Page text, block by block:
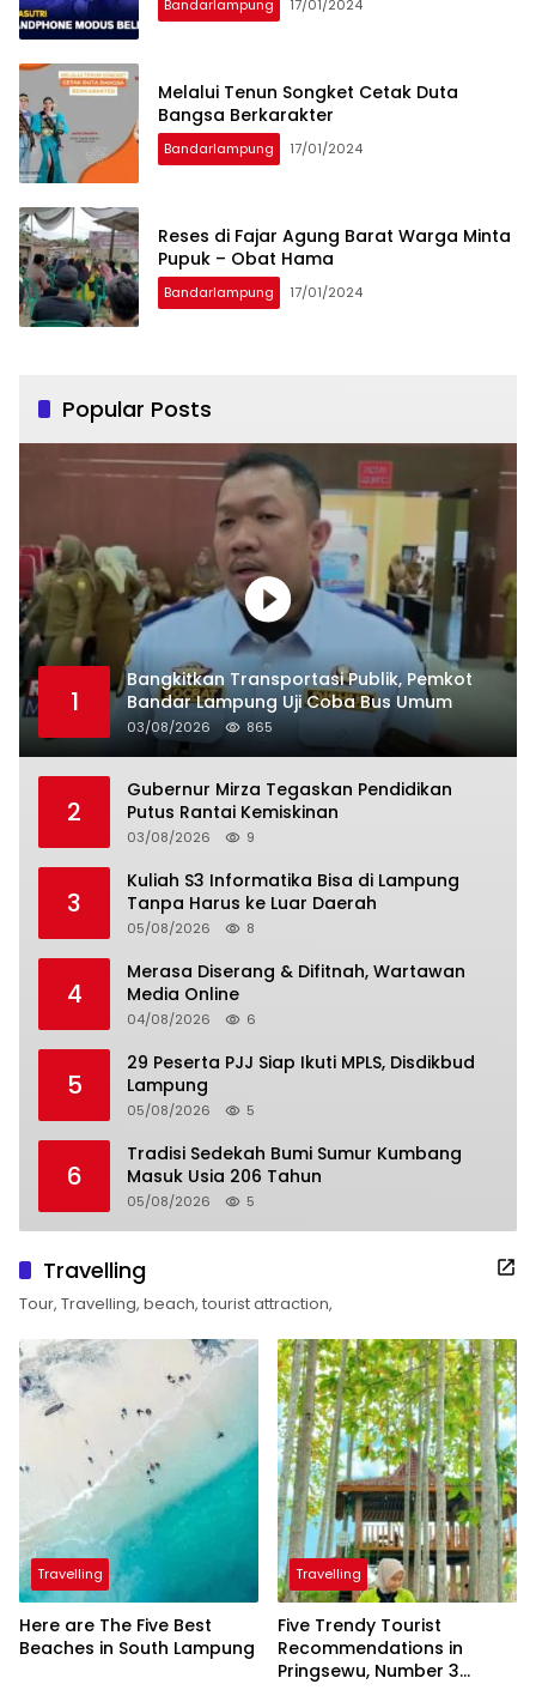
Bandarlampung 17/01/2024
Melalui Tenun Songket Cetak Duta
Bangsa Berkarakter
Bandarlampung 17/01/2024
Reses di Fajar Agung Barat Warga Minta
Pupuk – Obat Hama
Bandarlampung 17/01/2024
Popular Posts
1
Bangkitkan Transportasi Publik, Pemkot
Bandar Lampung Uji Coba Bus Umum
03/08/2026 865
2
Gubernur Mirza Tegaskan Pendidikan
Putus Rantai Kemiskinan
03/08/2026 9
3
Kuliah S3 Informatika Bisa di Lampung
Tanpa Harus ke Luar Daerah
05/08/2026 8
4
Merasa Diserang & Difitnah, Wartawan
Media Online
04/08/2026 6
5
29 Peserta PJJ Siap Ikuti MPLS, Disdikbud
Lampung
05/08/2026 5
6
Tradisi Sedekah Bumi Sumur Kumbang
Masuk Usia 206 Tahun
05/08/2026 5
Travelling
Tour, Travelling, beach, tourist attraction,
Travelling
Here are The Five Best
Beaches in South Lampung
Travelling
Five Trendy Tourist
Recommendations in
Pringsewu, Number 3